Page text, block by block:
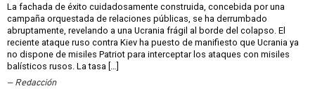
La fachada de éxito cuidadosamente construida, concebida por una
campaña orquestada de relaciones públicas, se ha derrumbado
abruptamente, revelando a una Ucrania frágil al borde del colapso. El
reciente ataque ruso contra Kiev ha puesto de manifiesto que Ucrania ya
no dispone de misiles Patriot para interceptar los ataques con misiles
balísticos rusos. La tasa […]
Redacción